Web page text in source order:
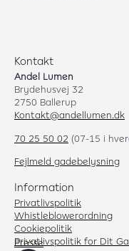
Kontakt
Andel Lumen
Brydehusvej 32
2750 Ballerup
Kontakt@andellumen.dk
70 25 50 02 (07-15 i
Fejlmeld gadebelysning
Information
Privatlivspolitik
Whistleblowerordning
Cookiepolitik
Privatlivspolitik for Dit
Presse